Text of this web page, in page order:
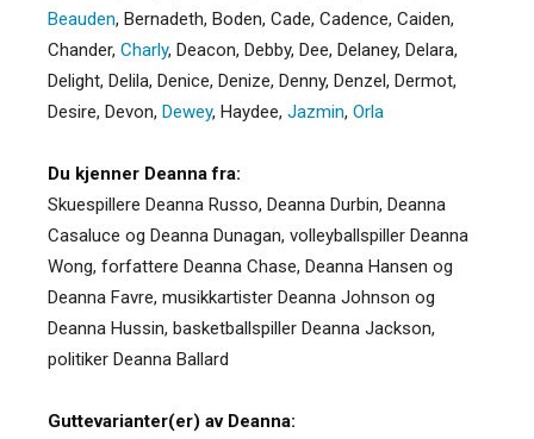
Beauden, Bernadeth, Boden, Cade, Cadence, Caiden,
Chander, Charly, Deacon, Debby, Dee, Delaney, Delara,
Delight, Delila, Denice, Denize, Denny, Denzel, Dermot,
Desire, Devon, Dewey, Haydee, Jazmin, Orla
Du kjenner Deanna fra:
Skuespillere Deanna Russo, Deanna Durbin, Deanna
Casaluce og Deanna Dunagan, volleyballspiller Deanna
Wong, forfattere Deanna Chase, Deanna Hansen og
Deanna Favre, musikkartister Deanna Johnson og
Deanna Hussin, basketballspiller Deanna Jackson,
politiker Deanna Ballard
Guttevarianter(er) av Deanna: